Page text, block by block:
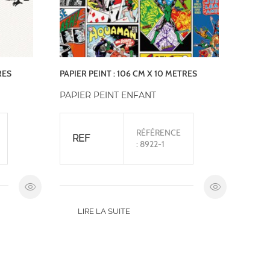
PAPIER PEINT : 106 CM X 10 METRES
PAPIER PEINT ENFANT
REF
RÉFÉRENCE
: 8922-1
LIRE LA SUITE